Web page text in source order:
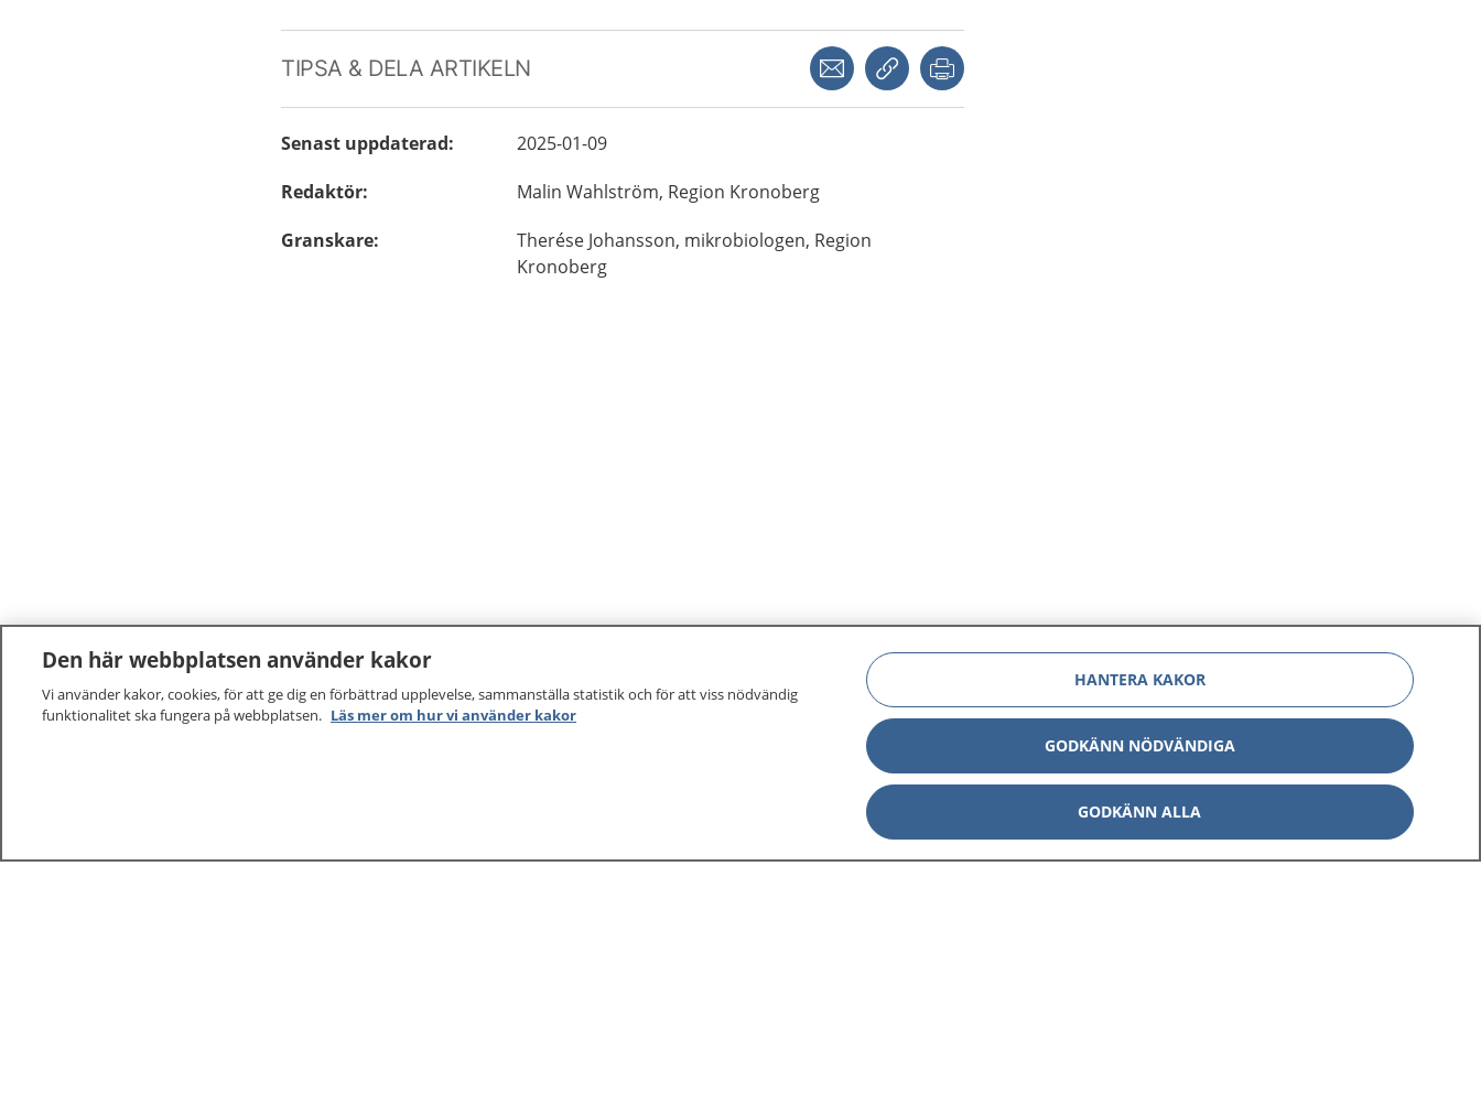
TIPSA & DELA ARTIKELN Dela via mejlKopiera länk
Senast uppdaterad:
2025-01-09
Redaktör: Malin Wahlström, Region Kronoberg
Granskare: Therése Johansson, mikrobiologen, Region
Kronoberg
Den här webbplatsen använder kakor
Vi använder kakor, cookies, för att ge dig en förbättrad upplevelse, sammanställa statistik och för att viss nödvändig
funktionalitet ska fungera på webbplatsen. Läs mer om hur vi använder kakor
HANTERA KAKOR
GODKÄNN NÖDVÄNDIGA
GODKÄNN ALLA